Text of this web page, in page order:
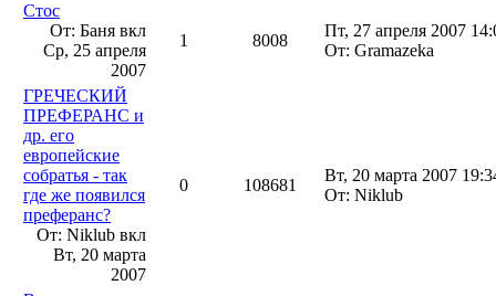
Стос
От: Баня вкл
Ср, 25 апреля
2007
1 8008
Пт, 27 апреля 2007
От: Gramazeka
ГРЕЧЕСКИЙ
ПРЕФЕРАНС и
др. его
европейские
собратья - так
где же появился
преферанс?
От: Niklub вкл
Вт, 20 марта
2007
0 108681
Вт, 20 марта 2007
От: Niklub